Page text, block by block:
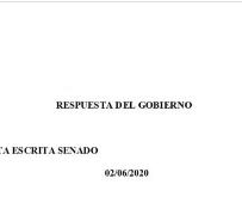
MIEDO AL